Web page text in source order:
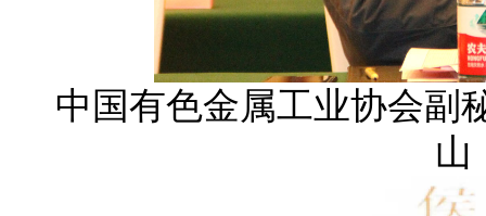
中国有色金属工业协会副
山